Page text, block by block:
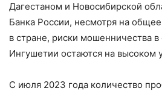
Дагестаном и Новосибирской
Банка России, несмотря на
в стране, риски мошенничества
Ингушетии остаются на высоком
С июля 2023 года количество